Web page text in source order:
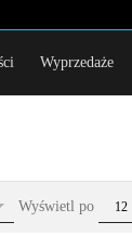
Wyprzedaże
Wyświetl po pop12